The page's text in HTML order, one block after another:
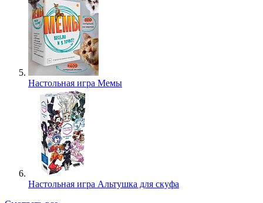
Настольная игра Мемы
Настольная игра Альтушка для скуфа